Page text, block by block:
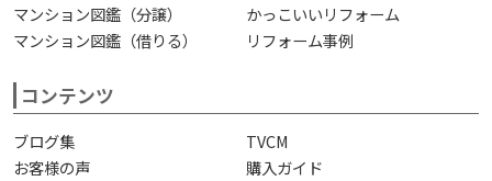
マンション図鑑（分譲）
かっこいいリフォーム
マンション図鑑（借りる）
リフォーム事例
コンテンツ
ブログ集
TVCM
お客様の声
購入ガイド